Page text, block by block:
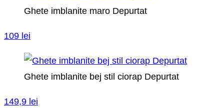
Ghete imblanite maro Depurtat
109 lei
Ghete imblanite bej stil ciorap Depurtat
149,9 lei